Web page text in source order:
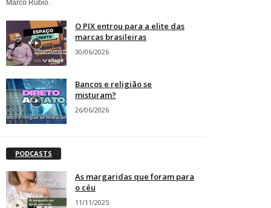
Marco Rubio.
O PIX entrou para a elite das
marcas brasileiras
30/06/2026
Bancos e religião se
misturam?
26/06/2026
PODCASTS
As margaridas que foram para
o céu
11/11/2025